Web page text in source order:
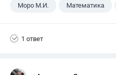
Моро М.И. Математика
1 ответ